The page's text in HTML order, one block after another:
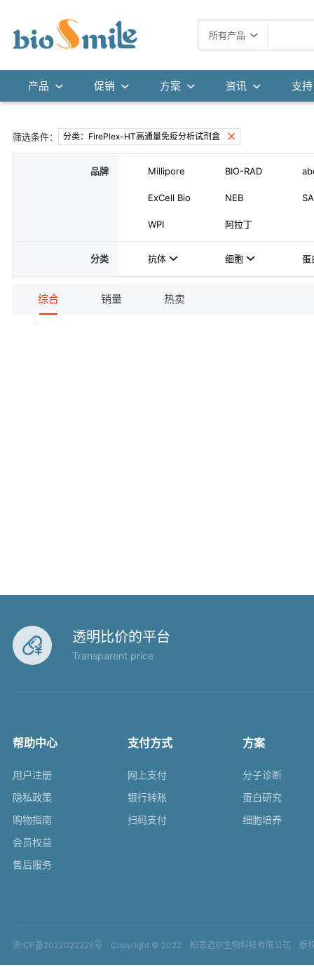
所有产品
产品 促销 方案 资讯 支持
筛选条件： 分类：FirePlex-HT高通量免疫分析试剂盒
品牌 Millipore BIO-RAD
ExCell Bio NEB
WPI 阿拉丁
分类 抗体 细胞 蛋
综合 销量 热卖
 透明比价的平台
Transparent price
帮助中心
用户注册
隐私政策
购物指南
会员权益
售后服务
支付方式
网上支付
银行转账
扫码支付
方案
分子诊断
蛋白研究
细胞培养
浙ICP备2022022228号 Copyright © 2022 柏思迈尔生物科技有限公司 版